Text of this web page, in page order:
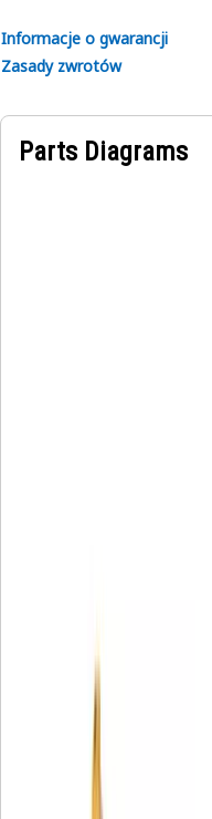
Informacje o gwarancji
Zasady zwrotów
Parts Diagrams